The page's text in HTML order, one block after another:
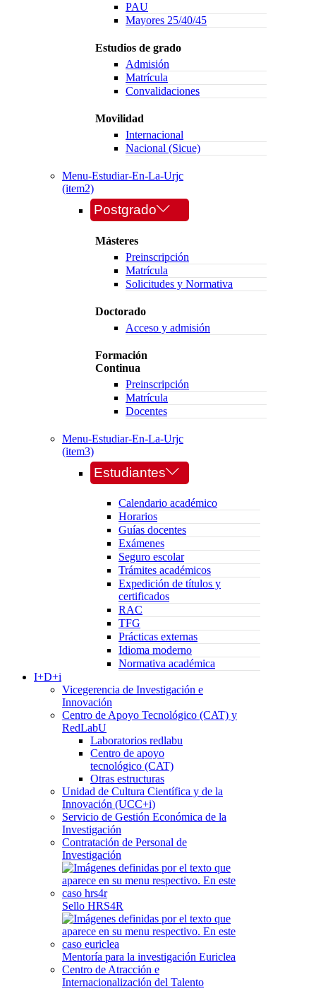
PAU
Mayores 25/40/45
Estudios de grado
Admisión
Matrícula
Convalidaciones
Movilidad
Internacional
Nacional (Sicue)
Menu-Estudiar-En-La-Urjc
(item2)
Postgrado
Másteres
Preinscripción
Matrícula
Solicitudes y Normativa
Doctorado
Acceso y admisión
Formación
Continua
Preinscripción
Matrícula
Docentes
Menu-Estudiar-En-La-Urjc
(item3)
Estudiantes
Calendario académico
Horarios
Guías docentes
Exámenes
Seguro escolar
Trámites académicos
Expedición de títulos y
certificados
RAC
TFG
Prácticas externas
Idioma moderno
Normativa académica
I+D+i
Vicegerencia de Investigación e
Innovación
Centro de Apoyo Tecnológico (CAT) y
RedLabU
Laboratorios redlabu
Centro de apoyo
tecnológico (CAT)
Otras estructuras
Unidad de Cultura Científica y de la
Innovación (UCC+i)
Servicio de Gestión Económica de la
Investigación
Contratación de Personal de
Investigación
Sello HRS4R
Mentoría para la investigación Euriclea
Centro de Atracción e
Internacionalización del Talento